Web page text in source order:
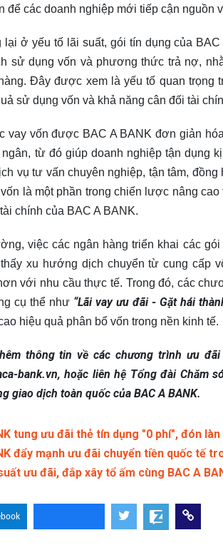
để các doanh nghiệp mới tiếp cận nguồn
lại ở yếu tố lãi suất, gói tín dụng của
sử dụng vốn và phương thức trả nợ,
Đây được xem là yếu tố quan trọng
sử dụng vốn và khả năng cân đối tài
vay vốn được BAC A BANK đơn giản
từ đó giúp doanh nghiệp tận dụng
vụ tư vấn chuyên nghiệp, tận tâm,
là một phần trong chiến lược nâng
chính của BAC A BANK.
việc các ngân hàng triển khai các
xu hướng dịch chuyển từ cung cấp
với nhu cầu thực tế. Trong đó, các
cụ thể như “Lãi vay ưu đãi - Gặt hái
hiệu quả phân bổ vốn trong nền kinh tế.
thông tin về các chương trình ưu
bank.vn, hoặc liên hệ Tổng đài Chăm
giao dịch toàn quốc của BAC A BANK.
tung ưu đãi thẻ tín dụng "0 phí", đón
đẩy mạnh ưu đãi chuyển tiền quốc tế
ưu đãi, đắp xây tổ ấm cùng BAC A